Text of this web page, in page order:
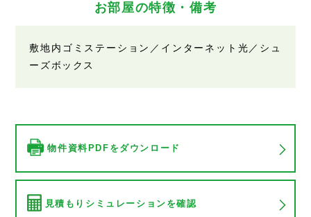
お部屋の特徴・備考
敷地内ゴミステーション／インターネット光／シュ
ーズボックス
物件資料PDFをダウンロード
見積もりシミュレーションを確認